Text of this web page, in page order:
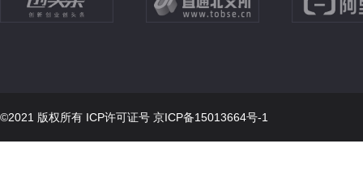
©2021 版权所有 ICP许可证号 京ICP备15013664号-1